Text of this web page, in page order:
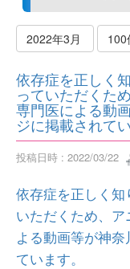
2022年3月 100
依存症を正しく
っていただくた
専門医による動
ジに掲載されて
投稿日時 : 2022/03/22
依存症を正しく
いただくため、
よる動画等が神
ています。